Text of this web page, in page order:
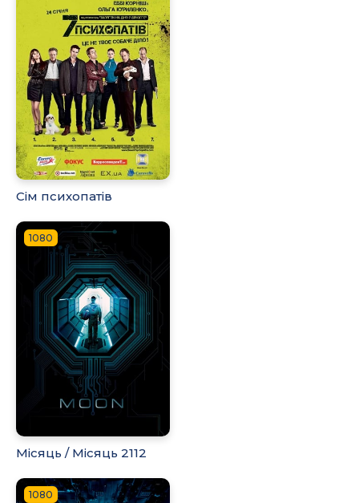
Сім психопатів
1080
Місяць / Місяць 2112
1080